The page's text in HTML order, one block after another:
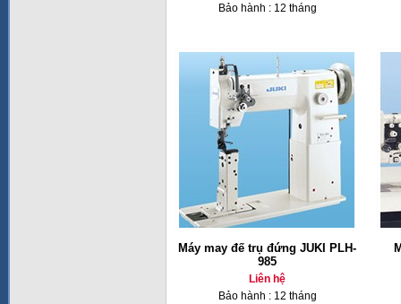
Bảo hành : 12 tháng
Máy may đế trụ đứng JUKI PLH-
985
Liên hệ
Bảo hành : 12 tháng